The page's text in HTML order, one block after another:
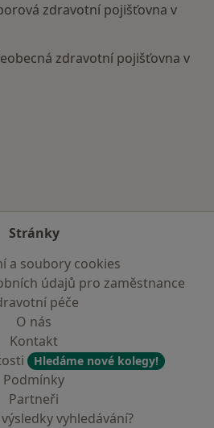
zdravotní pojišťovna v
zdravotní pojišťovna v
Stránky
a soubory cookies
údajů pro zaměstnance
péče
O nás
Kontakt
Hledáme nové kolegy!
Podmínky
Partneři
vyhledávání?